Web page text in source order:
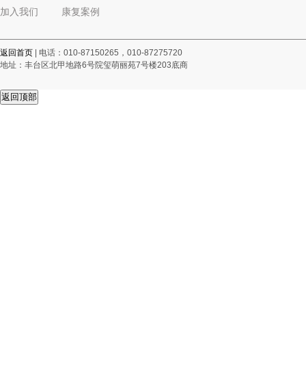
加入我们
康复案例
返回首页 | 电话：010-87150265，010-87275720
地址：丰台区北甲地路6号院玺萌丽苑7号楼203底商